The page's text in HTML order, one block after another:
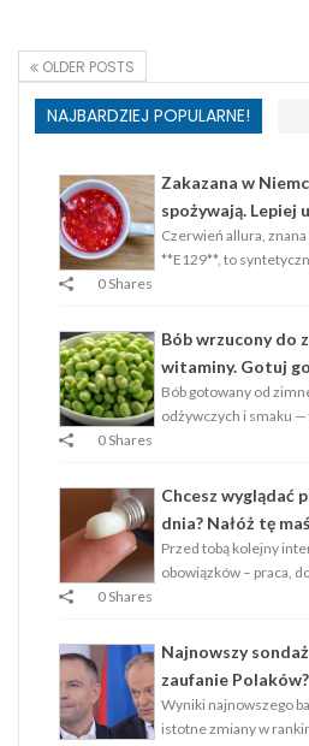
OLDER POSTS
NAJBARDZIEJ POPULARNE!
Zakazana w
spożywają. Lepiej
Czerwień allura,
**E129**, to
0 Shares
Bób wrzucony do
witaminy. Gotuj
Bób gotowany od
odżywczych i smaku
0 Shares
Chcesz wyglądać
dnia? Nałóż tę
Przed tobą kolejny
obowiązków – praca,
0 Shares
Najnowszy
zaufanie
Wyniki najnowszego
istotne zmiany w